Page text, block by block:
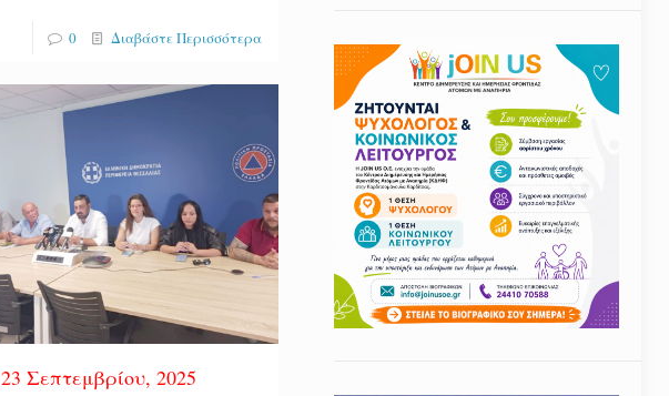
0 Διαβάστε Περισσότερα
23 Σεπτεμβρίου, 2025